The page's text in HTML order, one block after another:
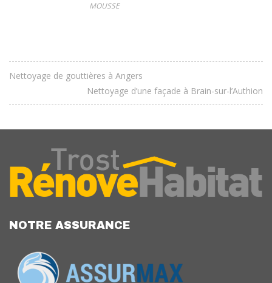
MOUSSE
Nettoyage de gouttières à Angers
Nettoyage d’une façade à Brain-sur-l’Authion
NOTRE ASSURANCE